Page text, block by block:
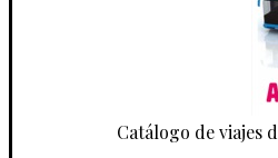
Catálogo de viajes